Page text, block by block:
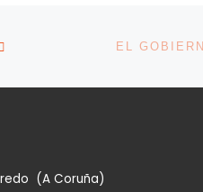
VOLVER A LA LISTA DE
(A Coruña)